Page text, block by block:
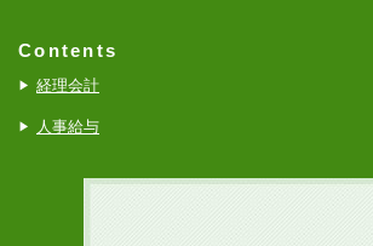
Contents
経理会計
人事給与